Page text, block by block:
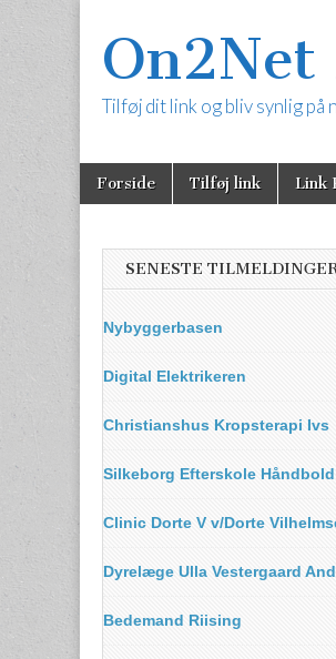
Tilføj dit link og bliv synlig på
Main
menu
Skip
Forside Tilføj link Link
SENESTE
Nybyggerbasen
Digital Elektrikeren
Christianshus Kropsterapi Ivs
Silkeborg Efterskole Håndbold
Clinic Dorte V v/Dorte
Dyrelæge Ulla Vestergaard
Bedemand Riising